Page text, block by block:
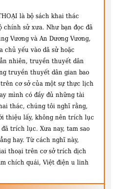
là bộ sách khai thác
chính sử xưa. Như bạn đọc đã
Vương và An Dương Vương,
chủ yếu vào dã sử hoặc
nhiên, truyền thuyết dân
truyền thuyết dân gian bao
cơ sở của một sự thực lịch
mình có đầy đủ những tài
thác, chúng tôi nghĩ rằng,
thiệu lấy, không nên trích lục
trích lục. Xưa nay, tam sao
hay. Từ cách nghĩ này,
thoại trên cơ sở trích dịch
chích quái, Việt điện u linh